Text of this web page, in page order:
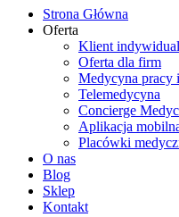
Strona Główna
Oferta
Klient
Oferta dla firm
Medycyna pracy
Telemedycyna
Concierge
Aplikacja
Placówki
O nas
Blog
Sklep
Kontakt